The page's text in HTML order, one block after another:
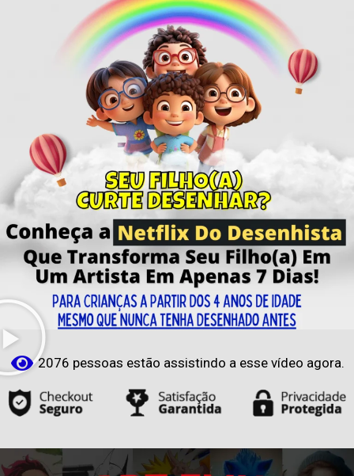
2076 pessoas estão assistindo a esse vídeo agora.